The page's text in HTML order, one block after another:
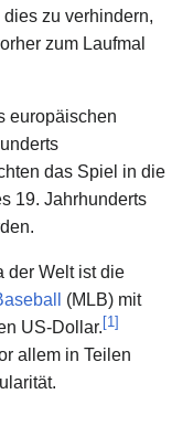
zu verhindern,
zum Laufmal
europäischen
das Spiel in die
19. Jahrhunderts
der Welt ist die
(MLB) mit
US-Dollar.[1]
allem in Teilen